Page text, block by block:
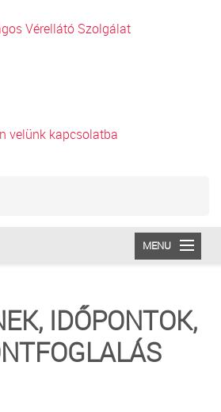
velünk kapcsolatba
MENU
IDŐPONTOK,